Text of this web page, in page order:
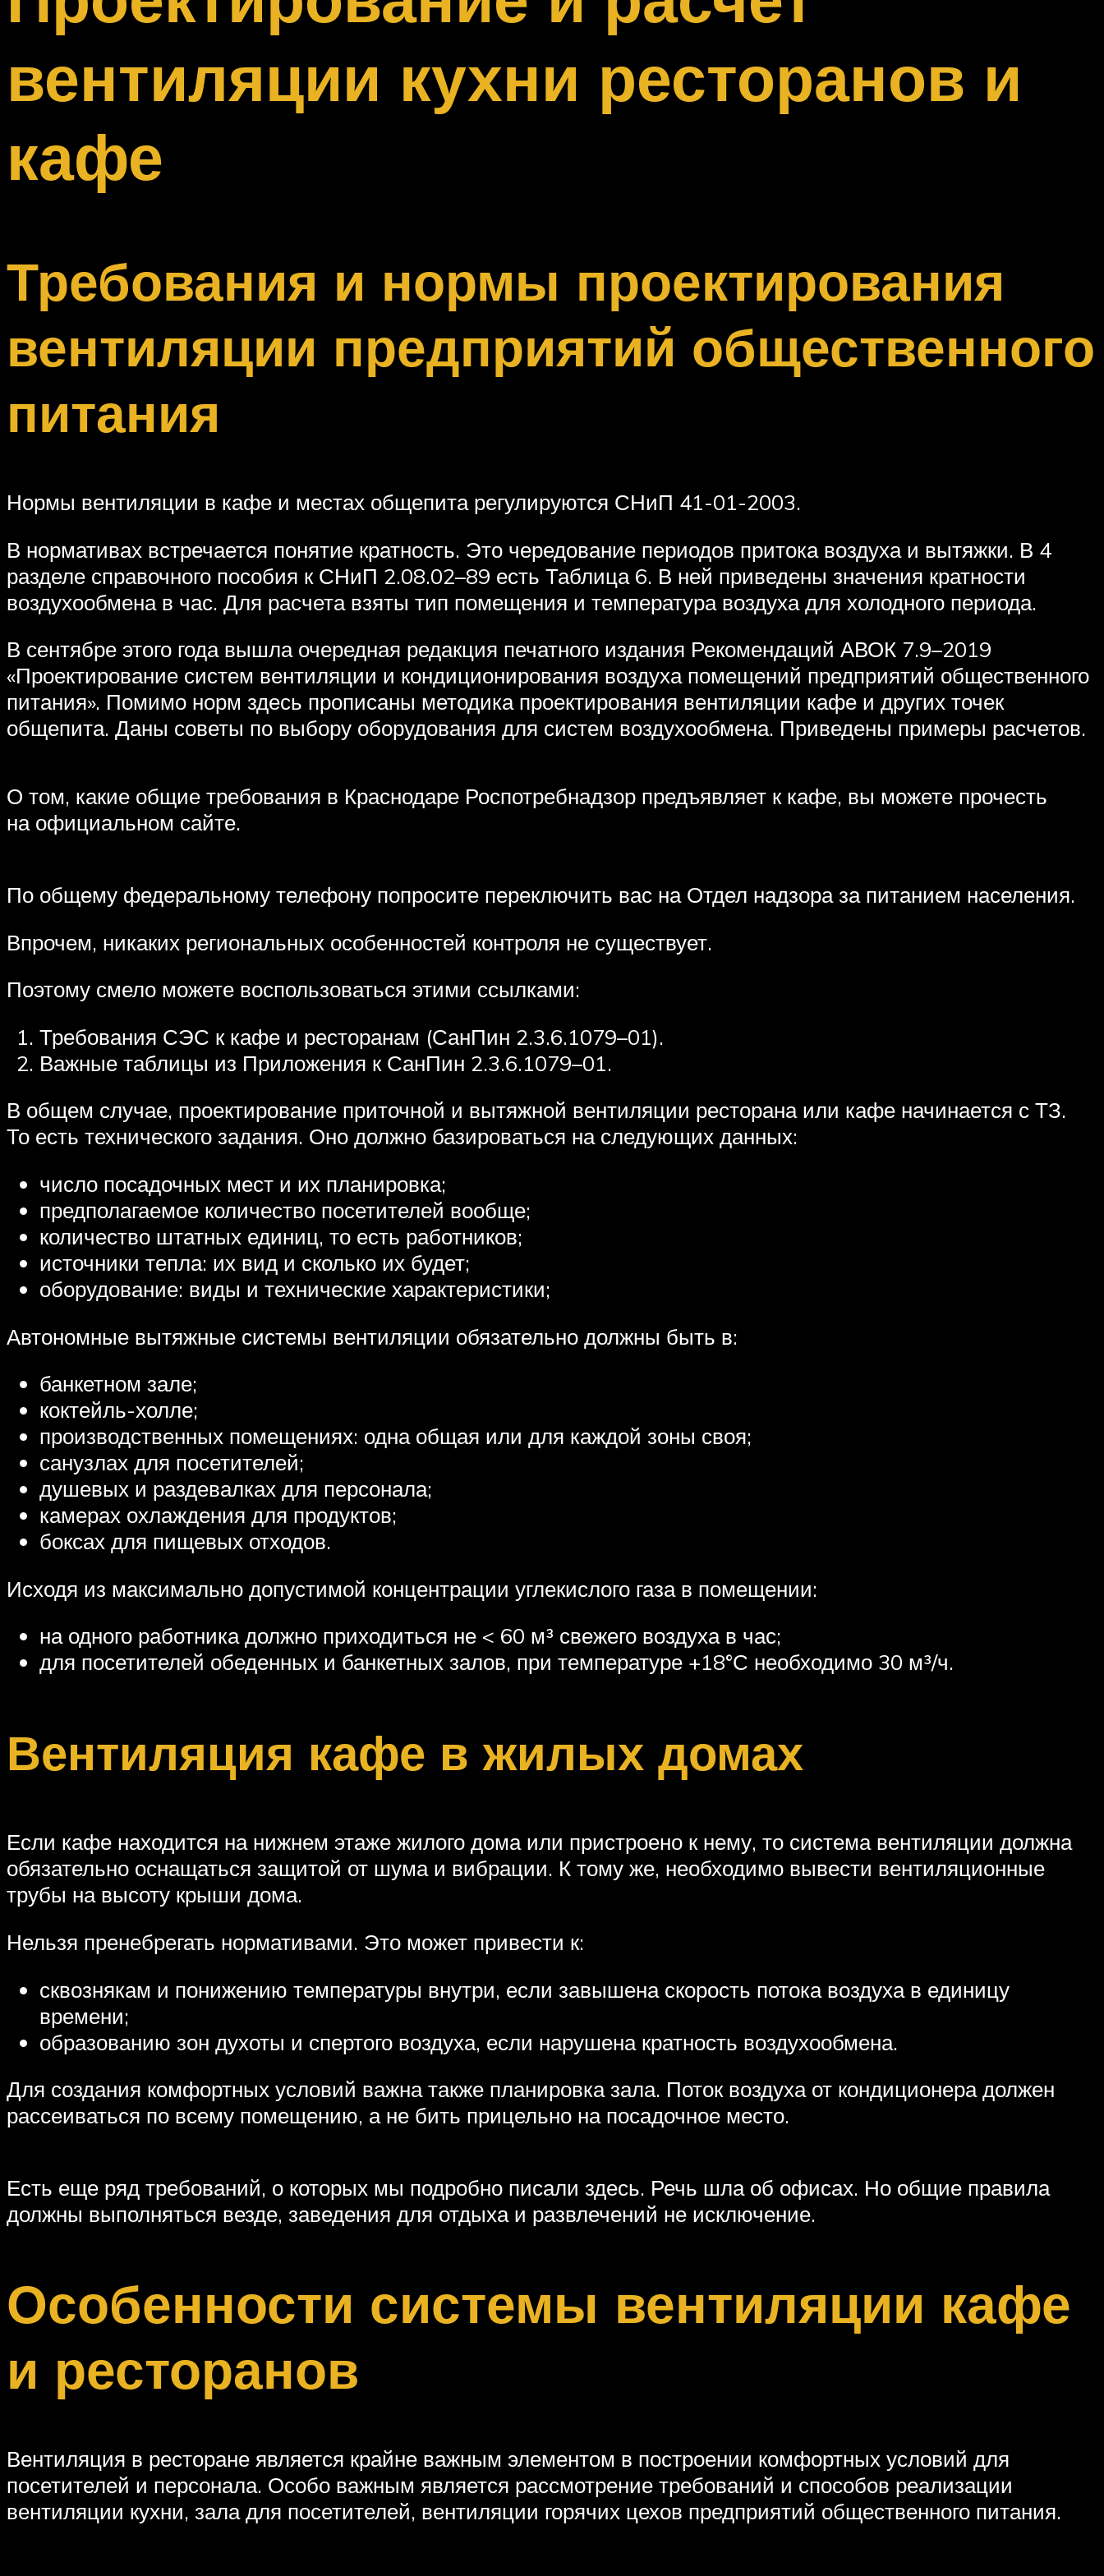
Меню
вентиляции кухни ресторанов и
кафе
Требования и нормы проектирования
вентиляции предприятий общественного
питания
Нормы вентиляции в кафе и местах общепита регулируются СНиП 41-01-2003.
В нормативах встречается понятие кратность. Это чередование периодов притока воздуха и вытяжки. В 4
разделе справочного пособия к СНиП 2.08.02–89 есть Таблица 6. В ней приведены значения кратности
воздухообмена в час. Для расчета взяты тип помещения и температура воздуха для холодного периода.
В сентябре этого года вышла очередная редакция печатного издания Рекомендаций АВОК 7.9–2019
«Проектирование систем вентиляции и кондиционирования воздуха помещений предприятий общественного
питания». Помимо норм здесь прописаны методика проектирования вентиляции кафе и других точек
общепита. Даны советы по выбору оборудования для систем воздухообмена. Приведены примеры расчетов.
О том, какие общие требования в Краснодаре Роспотребнадзор предъявляет к кафе, вы можете прочесть
на официальном сайте.
По общему федеральному телефону попросите переключить вас на Отдел надзора за питанием населения.
Впрочем, никаких региональных особенностей контроля не существует.
Поэтому смело можете воспользоваться этими ссылками:
Требования СЭС к кафе и ресторанам (СанПин 2.3.6.1079–01).
Важные таблицы из Приложения к СанПин 2.3.6.1079–01.
В общем случае, проектирование приточной и вытяжной вентиляции ресторана или кафе начинается с ТЗ.
То есть технического задания. Оно должно базироваться на следующих данных:
число посадочных мест и их планировка;
предполагаемое количество посетителей вообще;
количество штатных единиц, то есть работников;
источники тепла: их вид и сколько их будет;
оборудование: виды и технические характеристики;
Автономные вытяжные системы вентиляции обязательно должны быть в:
банкетном зале;
коктейль-холле;
производственных помещениях: одна общая или для каждой зоны своя;
санузлах для посетителей;
душевых и раздевалках для персонала;
камерах охлаждения для продуктов;
боксах для пищевых отходов.
Исходя из максимально допустимой концентрации углекислого газа в помещении:
на одного работника должно приходиться не < 60 м³ свежего воздуха в час;
для посетителей обеденных и банкетных залов, при температуре +18°С необходимо 30 м³/ч.
Вентиляция кафе в жилых домах
Если кафе находится на нижнем этаже жилого дома или пристроено к нему, то система вентиляции должна
обязательно оснащаться защитой от шума и вибрации. К тому же, необходимо вывести вентиляционные
трубы на высоту крыши дома.
Нельзя пренебрегать нормативами. Это может привести к:
сквознякам и понижению температуры внутри, если завышена скорость потока воздуха в единицу
времени;
образованию зон духоты и спертого воздуха, если нарушена кратность воздухообмена.
Для создания комфортных условий важна также планировка зала. Поток воздуха от кондиционера должен
рассеиваться по всему помещению, а не бить прицельно на посадочное место.
Есть еще ряд требований, о которых мы подробно писали здесь. Речь шла об офисах. Но общие правила
должны выполняться везде, заведения для отдыха и развлечений не исключение.
Особенности системы вентиляции кафе
и ресторанов
Вентиляция в ресторане является крайне важным элементом в построении комфортных условий для
посетителей и персонала. Особо важным является рассмотрение требований и способов реализации
вентиляции кухни, зала для посетителей, вентиляции горячих цехов предприятий общественного питания.